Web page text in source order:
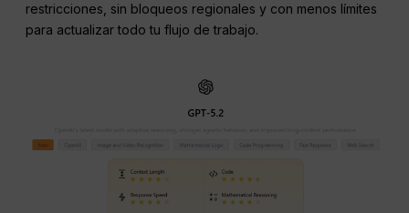
restricciones, sin bloqueos regionales y con menos límites
para actualizar todo tu flujo de trabajo.